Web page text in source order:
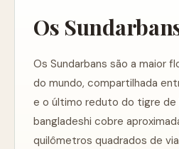
Os
Os Sundarbans são a maior
do mundo, compartilhada
e o último reduto do tigre de
bangladeshi cobre
quilômetros quadrados de